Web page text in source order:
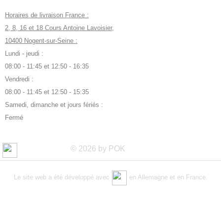
Horaires de livraison France :
2, 8, 16 et 18 Cours Antoine Lavoisier,
10400 Nogent-sur-Seine :
Lundi - jeudi :
08:00 - 11:45 et 12:50 - 16:35
Vendredi :
08:00 - 11:45 et 12:50 - 15:35
Samedi, dimanche et jours fériés :
Fermé
© 2026 by POK
Le site web a été développé avec en Allemagne et en France.